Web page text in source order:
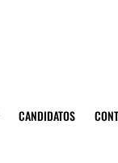
CANDIDATOS